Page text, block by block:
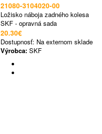
21080-3104020-00
Ložisko náboja zadného kolesa
SKF - opravná sada
20.30€
Dostupnosť: Na externom sklade
Výrobca: SKF